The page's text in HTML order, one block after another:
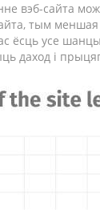
вэб-сайта
тым меншая
ёсць усе
даход і